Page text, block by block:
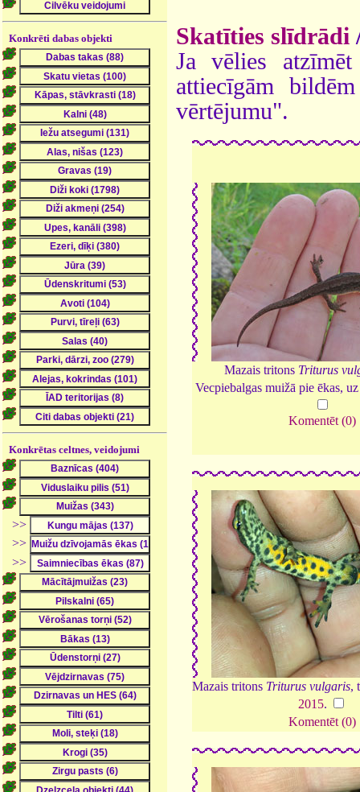
Konkrēti dabas objekti
Konkrētas celtnes, veidojumi
>>
>>
>>
Skatīties slīdrādi
Ja vēlies
attiecīgām
vērtējumu".
Mazais tritons Triturus
Vecpiebalgas muižā pie ēkas,
Komentēt (0)
Mazais tritons Triturus vulgaris,
2015.
Komentēt (0)